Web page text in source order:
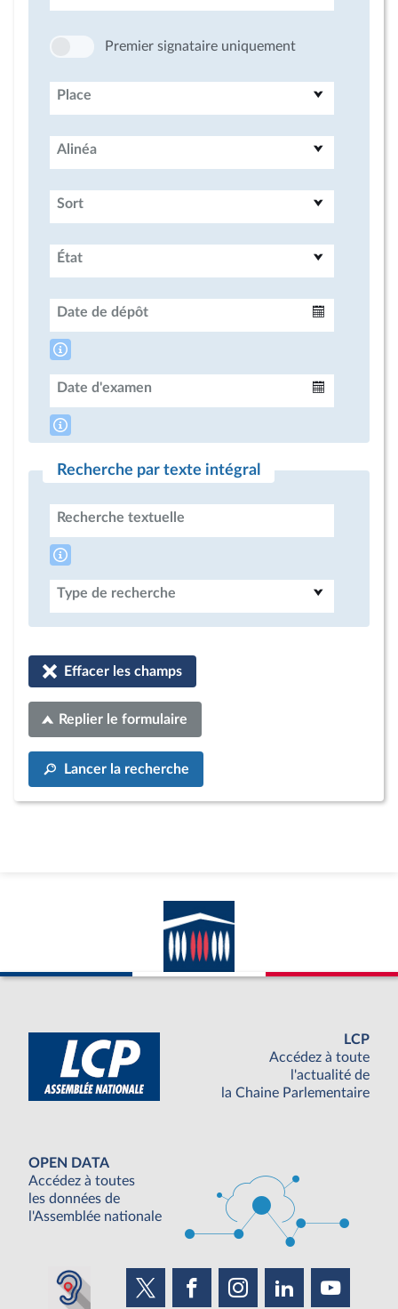
Premier signataire uniquement
Place
Alinéa
Sort
État
Date de dépôt
Date d'examen
Recherche par texte intégral
Recherche textuelle
Type de recherche
Effacer les champs
Replier le formulaire
Lancer la recherche
LCP
Accédez à toute
l'actualité de
la Chaine Parlementaire
OPEN DATA
Accédez à toutes
les données de
l'Assemblée nationale